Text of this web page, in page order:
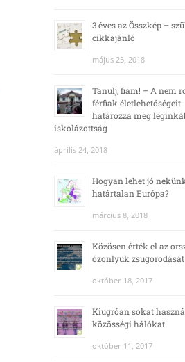
3 éves az Összkép –
cikkajánló
május 25, 2018
Tanulj, fiam! – A nem
férfiak életlehetőségeit
határozza meg
iskolázottság
április 24, 2018
Hogyan lehet jó
határtalan Európa?
március 8, 2018
Közösen érték el az
ózonlyuk zsugorodását
október 18, 2017
Kiugróan sokat
közösségi hálókat
október 11, 2017